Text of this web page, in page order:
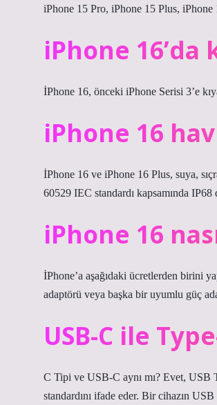
iPhone 15 Pro, iPhone 15 Plus, iPhone
iPhone 16’da
İPhone 16, önceki iPhone Serisi 3’e
iPhone 16
İPhone 16 ve iPhone 16 Plus, suya,
60529 IEC standardı kapsamında
iPhone 16
İPhone’a aşağıdaki ücretlerden birini
adaptörü veya başka bir uyumlu güç
USB-C ile
C Tipi ve USB-C aynı mı? Evet, USB
standardını ifade eder. Bir cihazın